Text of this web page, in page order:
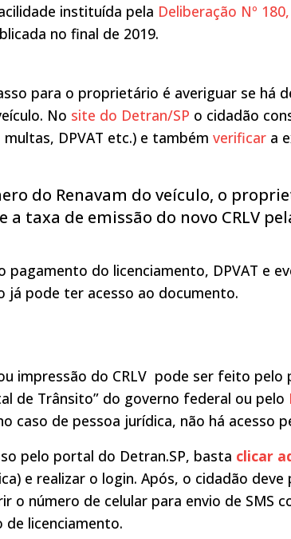
instituída pela Deliberação Nº
no final de 2019.
para o proprietário é averiguar se há
No site do Detran/SP o cidadão
multas, DPVAT etc.) e também verificar a
do Renavam do veículo, o
a taxa de emissão do novo CRLV
pagamento do licenciamento, DPVAT e
já pode ter acesso ao documento.
impressão do CRLV pode ser feito pelo
de Trânsito” do governo federal ou pelo
caso de pessoa jurídica, não há acesso
pelo portal do Detran.SP, basta clicar
e realizar o login. Após, o cidadão deve
o número de celular para envio de
de licenciamento.